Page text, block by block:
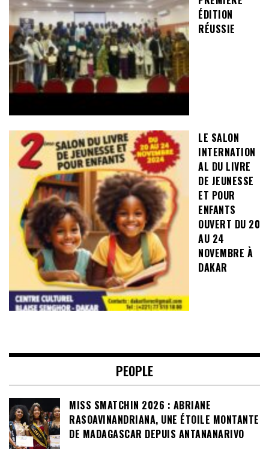
ÉDITION
RÉUSSIE
LE SALON
INTERNATION
AL DU LIVRE
DE JEUNESSE
ET POUR
ENFANTS
OUVERT DU 20
AU 24
NOVEMBRE À
DAKAR
PEOPLE
MISS SMATCHIN 2026 : ABRIANE
RASOAVINANDRIANA, UNE ÉTOILE MONTANTE
DE MADAGASCAR DEPUIS ANTANANARIVO